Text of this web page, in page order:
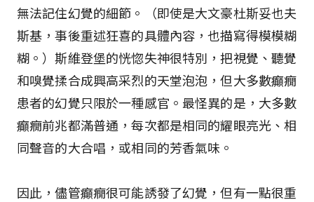
無法記住幻覺的細節。（即使是大文豪杜斯妥也夫
斯基，事後重述狂喜的具體內容，也描寫得模模糊
糊。）斯維登堡的恍惚失神很特別，把視覺、聽覺
和嗅覺揉合成興高采烈的天堂泡泡，但大多數癲癇
患者的幻覺只限於一種感官。最怪異的是，大多數
癲癇前兆都滿普通，每次都是相同的耀眼亮光、相
同聲音的大合唱，或相同的芳香氣味。
因此，儘管癲癇很可能誘發了幻覺，但有一點很重